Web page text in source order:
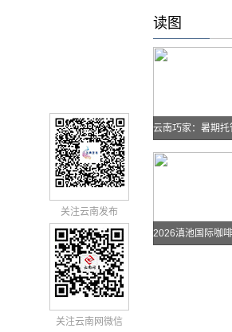
读图
关注云南发布
关注云南网微信